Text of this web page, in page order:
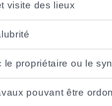
visite des lieux
le propriétaire ou le
pouvant être